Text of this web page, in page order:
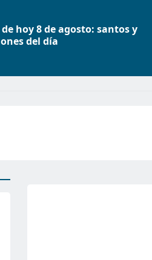
hoy 8 de agosto: santos y
del día